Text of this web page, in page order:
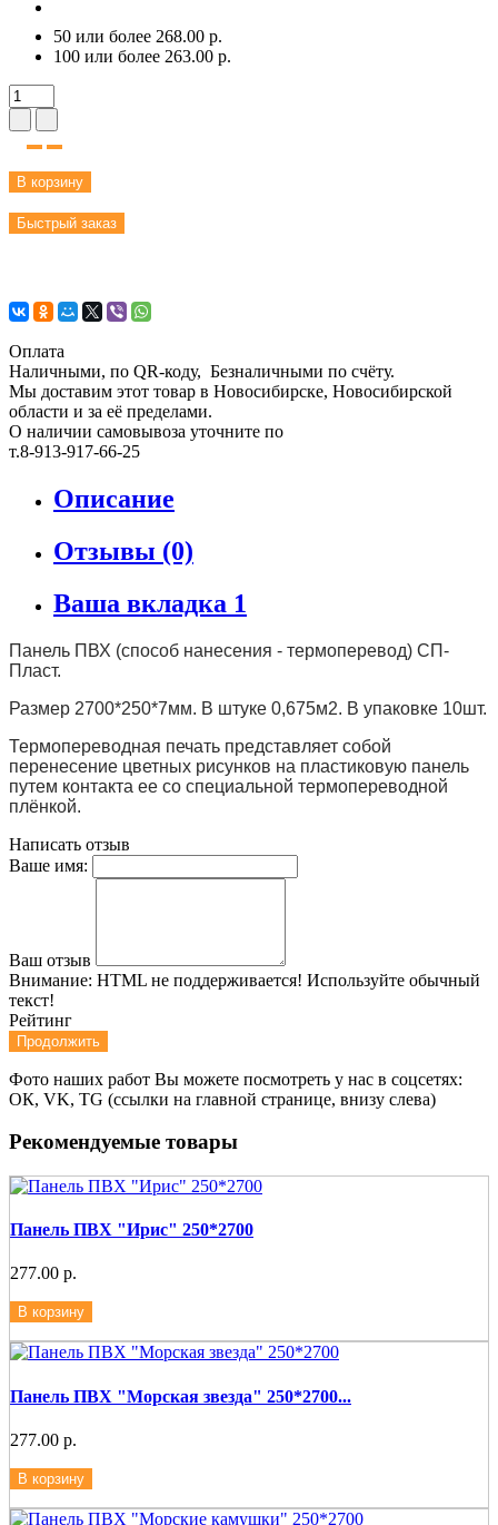
50 или более 268.00 р.
100 или более 263.00 р.
В корзину
Быстрый заказ
Оплата
Наличными, по QR-коду, Безналичными по счёту.
Мы доставим этот товар в Новосибирске, Новосибирской
области и за её пределами.
О наличии самовывоза уточните по
т.8-913-917-66-25
Описание
Отзывы (0)
Ваша вкладка 1
Панель ПВХ (способ нанесения - термоперевод) СП-
Пласт.
Размер 2700*250*7мм. В штуке 0,675м2. В упаковке 10шт.
Термопереводная печать представляет собой
перенесение цветных рисунков на пластиковую панель
путем контакта ее со специальной термопереводной
плёнкой.
Написать отзыв
Ваше имя:
Ваш отзыв
Внимание: HTML не поддерживается! Используйте обычный
текст!
Рейтинг
Продолжить
Фото наших работ Вы можете посмотреть у нас в соцсетях:
ОК, VK, TG (ссылки на главной странице, внизу слева)
Рекомендуемые товары
Панель ПВХ "Ирис" 250*2700
277.00 р.
В корзину
Панель ПВХ "Морская звезда" 250*2700...
277.00 р.
В корзину